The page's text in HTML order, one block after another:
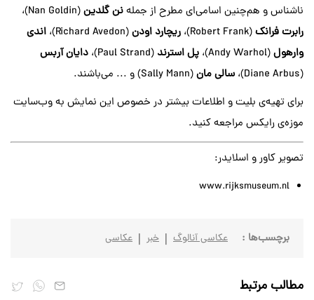
ناشناس و هم‌چنین اسامی‌ای مطرح از جملهنن گلدین(Nan Goldin)،
رابرت فرانک(Robert Frank)، ریچارد اودن(Richard Avedon)،
اندی
وارهول(Andy Warhol)، پل استرند (Paul Strand)،
دایان آربس
(Diane Arbus)،
سالی مان(Sally Mann) و ... می‌باشند.
برای تهیه‌ی بلیت و اطلاعات بیشتر در خصوص این نمایش به وب‌سایت
موزه‌ی رایکس مراجعه کنید.
تصویر کاور و اسلایدر:
www.rijksmuseum.nl
برچسب‌ها : عکاسی آنالوگ خبر عکاسی
مطالب مرتبط